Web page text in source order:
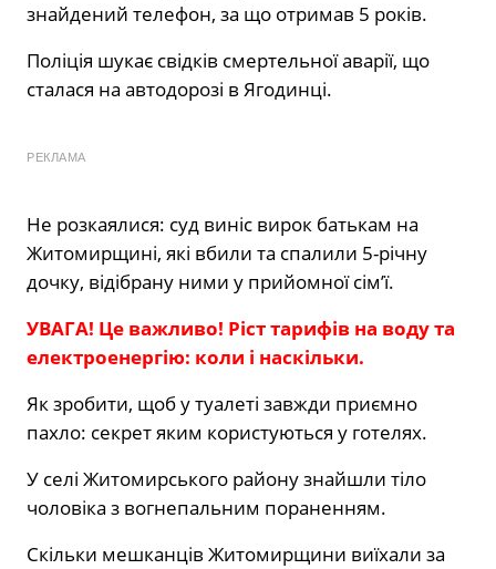
знайдений телефон, за що отримав 5 років.
Поліція шукає свідків смертельної аварії, що
сталася на автодорозі в Ягодинці.
РЕКЛАМА
Не розкаялися: суд виніс вирок батькам на
Житомирщині, які вбили та спалили 5-річну
дочку, відібрану ними у прийомної сім’ї.
УВАГА! Це важливо! Ріст тарифів на воду та
електроенергію: коли і наскільки.
Як зробити, щоб у туалеті завжди приємно
пахло: секрет яким користуються у готелях.
У селі Житомирського району знайшли тіло
чоловіка з вогнепальним пораненням.
Скільки мешканців Житомирщини виїхали за